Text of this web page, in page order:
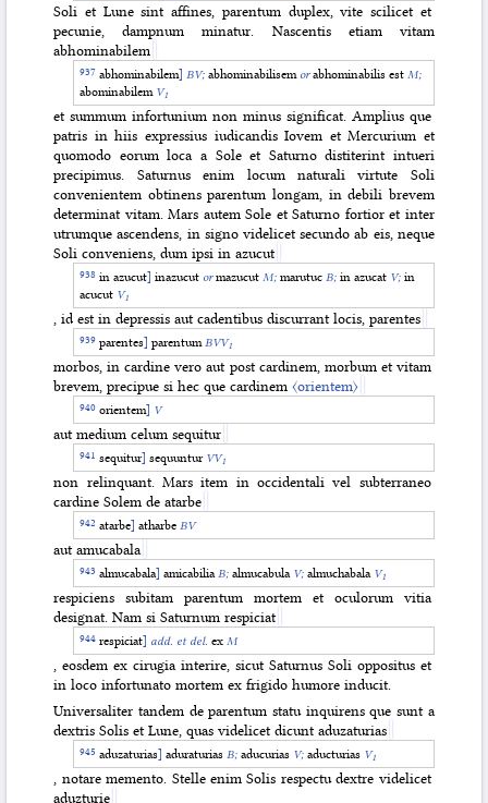
Soli et Lune sintaffines, parentum duplex, vite scilicet et
pecunie, dampnum minatur. Nascentis etiam vitam
abhominabilem
abhominabilem] BV;abhominabilisem orabhominabilis est M;
abominabilem V1
et summum infortunium non minus significat. Amplius que
patris in hiis expressius iudicandis Iovem et Mercurium et
quomodo eorum loca a Sole et Saturno distiterint intueri
precipimus. Saturnus enim locum naturali virtute Soli
convenientem obtinens parentum longam, in debili brevem
determinat vitam. Mars autem Sole et Saturno fortior et inter
utrumque ascendens, in signo videlicet secundo ab eis, neque
Soli conveniens, dum ipsi in azucut
in azucut] inazucut ormazucut M;marutuc B; in azucat V;in
acucut V1
, id est in depressis aut cadentibus discurrant locis, parentes
parentes] parentumBVV1
morbos, in cardine vero aut post cardinem, morbum et vitam
brevem, precipue si hec que cardinem〈orientem〉
orientem] V
aut medium celum sequitur
sequitur] sequuntur VV1
non relinquant. Mars item in occidentali vel subterraneo
cardine Solem de atarbe
atarbe] atharbe BV
aut amucabala
almucabala] amicabiliaB;almucabula V;almuchabala V1
respiciens subitam parentum mortem et oculorum vitia
designat. Nam si Saturnum respiciat
respiciat] add. et del. ex M
, eosdem ex cirugia interire, sicut Saturnus Soli oppositus et
in loco infortunato mortem ex frigido humore inducit.
Universaliter tandem de parentum statu inquirens que sunt a
dextris Solis et Lune, quas videlicet dicunt aduzaturias
aduzaturias] aduraturias B;aducurias V;aducturias V1
, notare memento. Stelle enim Solis respectu dextre videlicet
aduzturie